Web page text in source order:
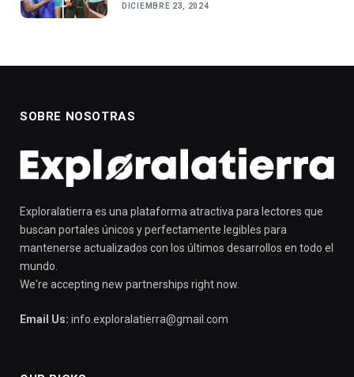
DICIEMBRE 23, 2024
SOBRE NOSOTRAS
Exploralatierra es una plataforma atractiva para lectores que
buscan portales únicos y perfectamente legibles para
mantenerse actualizados con los últimos desarrollos en todo el
mundo.
We're accepting new partnerships right now.
Email Us: info.exploralatierra@gmail.com